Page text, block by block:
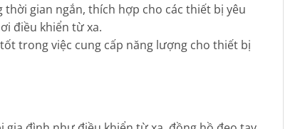
gian ngắn, thích hợp cho các thiết bị yêu
điều khiển từ xa.
trong việc cung cấp năng lượng cho thiết bị